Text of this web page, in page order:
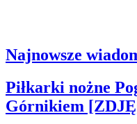
Najnowsze
Piłkarki nożne
Górnikiem